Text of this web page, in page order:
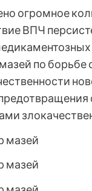
огромное
ВПЧ
по